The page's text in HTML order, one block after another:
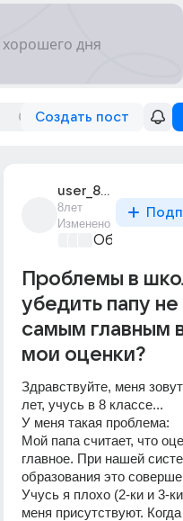
Создать пост
user_85164851
8лет
Изменено
Проблемы в
убедить папу не
самым главным
мои оценки?
Здравствуйте, меня
лет, учусь в 8 классе...
У меня такая проблема:
Мой папа считает, что
главное. При нашей
образования это
Учусь я плохо (2-ки и 3-
меня присутствуют.